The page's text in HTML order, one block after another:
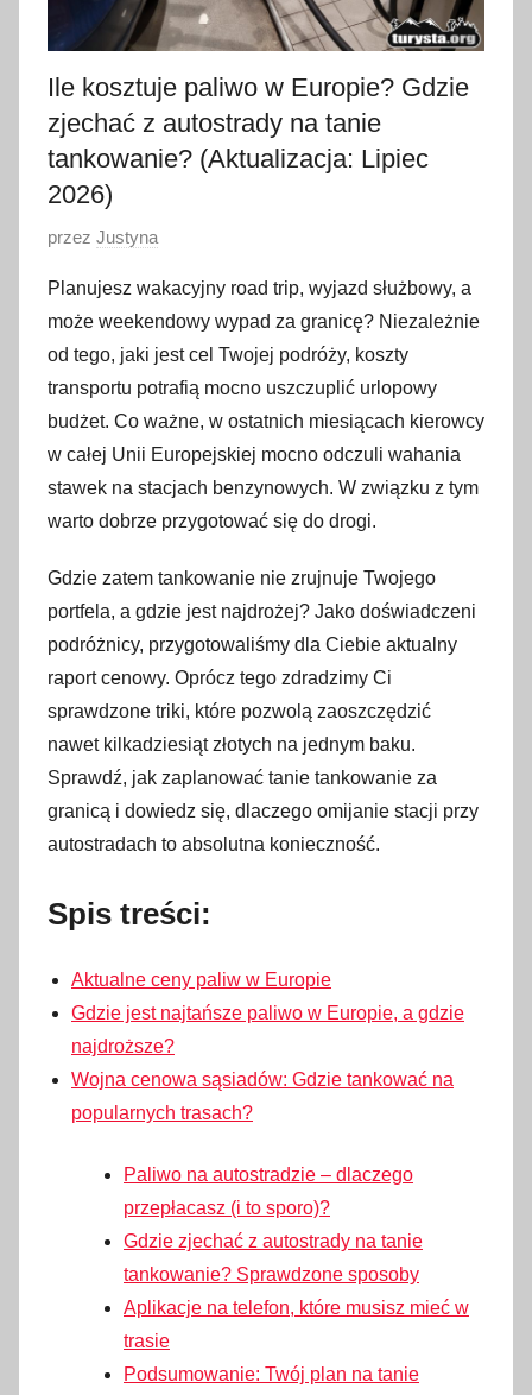
Ile kosztuje paliwo w Europie? Gdzie
zjechać z autostrady na tanie
tankowanie? (Aktualizacja: Lipiec
2026)
O
u
b
l
i
k
o
w
a
o
1
9
l
2
0
6
przez Justyna
Planujesz wakacyjny road trip, wyjazd służbowy, a
może weekendowy wypad za granicę? Niezależnie
od tego, jaki jest cel Twojej podróży, koszty
transportu potrafią mocno uszczuplić urlopowy
budżet. Co ważne, w ostatnich miesiącach kierowcy
w całej Unii Europejskiej mocno odczuli wahania
stawek na stacjach benzynowych. W związku z tym
warto dobrze przygotować się do drogi.
Gdzie zatem tankowanie nie zrujnuje Twojego
portfela, a gdzie jest najdrożej? Jako doświadczeni
podróżnicy, przygotowaliśmy dla Ciebie aktualny
raport cenowy. Oprócz tego zdradzimy Ci
sprawdzone triki, które pozwolą zaoszczędzić
nawet kilkadziesiąt złotych na jednym baku.
Sprawdź, jak zaplanować tanie tankowanie za
granicą i dowiedz się, dlaczego omijanie stacji przy
autostradach to absolutna konieczność.
Spis treści:
Aktualne ceny paliw w Europie
Gdzie jest najtańsze paliwo w Europie, a gdzie
najdroższe?
Wojna cenowa sąsiadów: Gdzie tankować na
popularnych trasach?
Paliwo na autostradzie – dlaczego
przepłacasz (i to sporo)?
Gdzie zjechać z autostrady na tanie
tankowanie? Sprawdzone sposoby
Aplikacje na telefon, które musisz mieć w
trasie
Podsumowanie: Twój plan na tanie